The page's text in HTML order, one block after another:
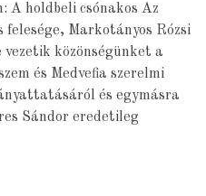
A holdbeli csónakos Az
felesége, Markotányos Rózsi
közönségünket a
és Medvefia szerelmi
és egymásra
Sándor eredetileg